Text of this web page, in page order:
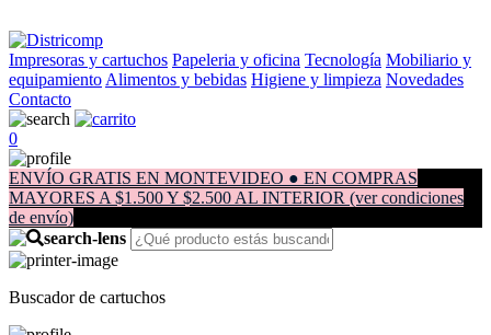
Impresoras y cartuchos Papeleria y oficina Tecnología Mobiliario y
equipamiento Alimentos y bebidas Higiene y limpieza Novedades
Contacto
0
ENVÍO GRATIS EN MONTEVIDEO ● EN COMPRAS
MAYORES A $1.500 Y $2.500 AL INTERIOR (ver condiciones
de envío)
Buscador de cartuchos